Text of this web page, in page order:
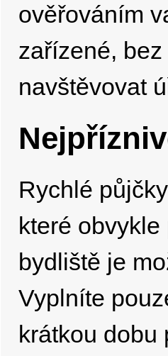
ověřováním
zařízené,
navštěvovat
Rychlé
které
bydliště je
Vyplníte
krátkou dobu